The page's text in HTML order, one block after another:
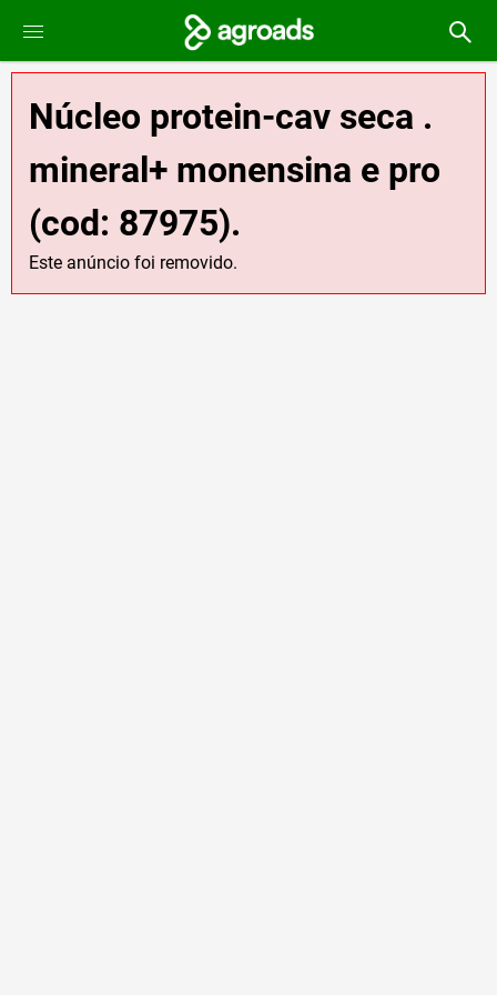
Núcleo protein-cav seca .
mineral+ monensina e pro
(cod: 87975).
Este anúncio foi removido.